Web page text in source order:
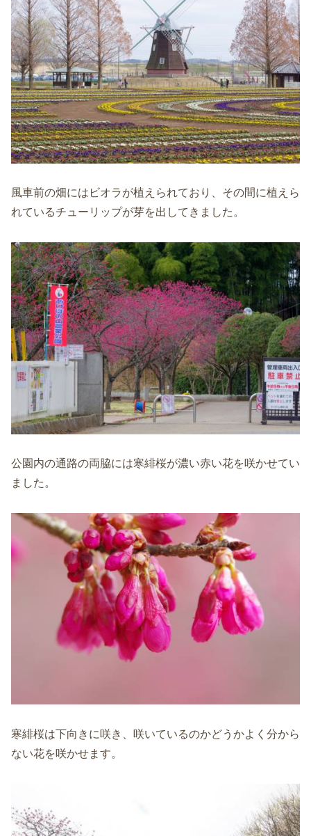
風車前の畑にはビオラが植えられており、その間に植えら
れているチューリップが芽を出してきました。
公園内の通路の両脇には寒緋桜が濃い赤い花を咲かせてい
ました。
寒緋桜は下向きに咲き、咲いているのかどうかよく分から
ない花を咲かせます。